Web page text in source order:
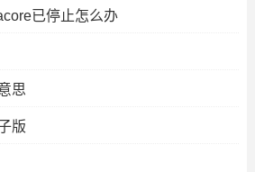
已停止怎么办
思
版